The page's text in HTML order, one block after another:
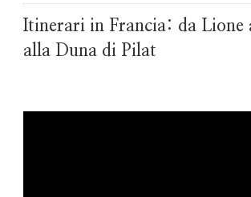
Itinerari in Francia: da Lione
alla Duna di Pilat